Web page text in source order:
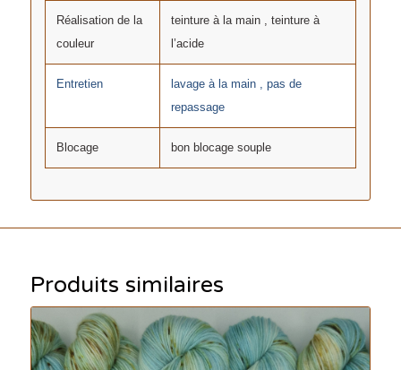
Réalisation de la
couleur
teinture à la main , teinture à
l’acide
Entretien
lavage à la main , pas de
repassage
Blocage bon blocage souple
Produits similaires